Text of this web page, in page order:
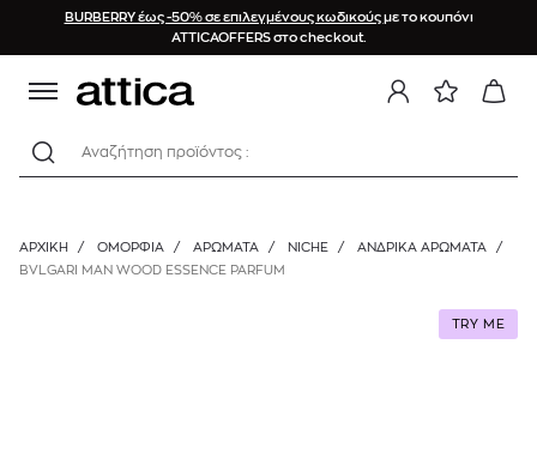
BURBERRY έως -50% σε επιλεγμένους κωδικούςμε το κουπόνι
ATTICAOFFERS στο checkout.
Αναζήτηση προϊόντος :
ΑΡΧΙΚΉ / ΟΜΟΡΦΙΑ / ΑΡΩΜΑΤΑ / NICHE / ΑΝΔΡΙΚΆ ΑΡΏΜΑΤΑ
/
BVLGARI MAN WOOD ESSENCE PARFUM
TRY ME